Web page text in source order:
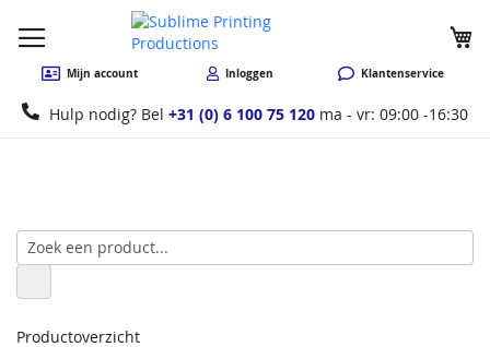
Mijn account Inloggen Klantenservice
Hulp nodig? Bel +31 (0) 6 100 75 120 ma - vr: 09:00 -16:30
Productoverzicht